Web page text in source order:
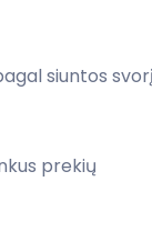
siuntos
prekių